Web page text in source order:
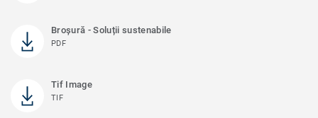
Broșură - Soluții sustenabile
PDF
Tif Image
TIF